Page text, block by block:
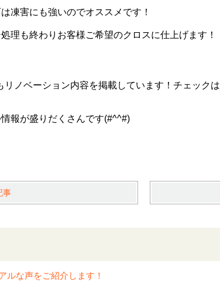
凍害にも強いのでオススメです！
理も終わりお客様ご希望のクロスに仕上げます！
ノベーション内容を掲載しています！チェックは
報が盛りだくさんです(#^^#)
事
ルな声をご紹介します！